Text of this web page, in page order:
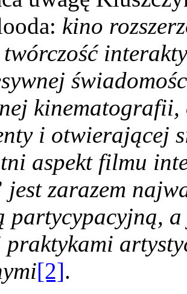
kino
kinematografii,
i otwierającej
aspekt filmu
jest zarazem
partycypacyjną, a
[2].